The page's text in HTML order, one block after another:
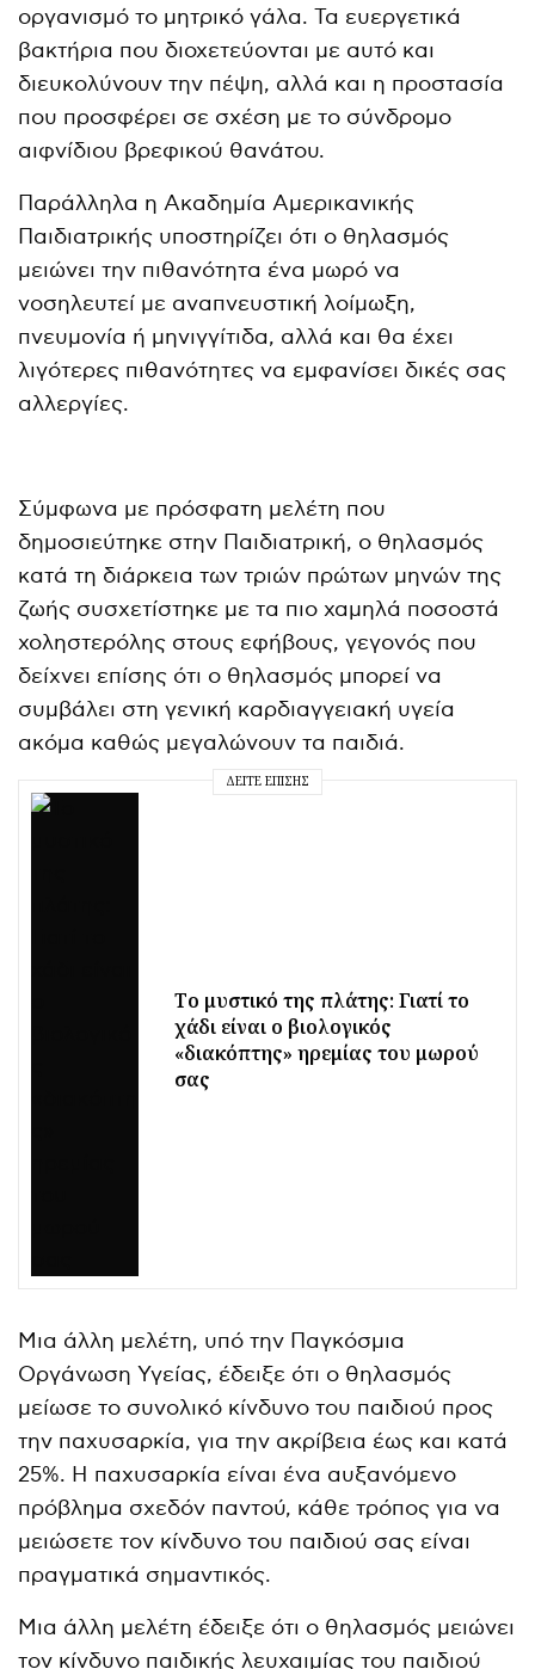
οργανισμό το μητρικό γάλα. Τα ευεργετικά
βακτήρια που διοχετεύονται με αυτό και
διευκολύνουν την πέψη, αλλά και η προστασία
που προσφέρει σε σχέση με το σύνδρομο
αιφνίδιου βρεφικού θανάτου.
Παράλληλα η Ακαδημία Αμερικανικής
Παιδιατρικής υποστηρίζει ότι ο θηλασμός
μειώνει την πιθανότητα ένα μωρό να
νοσηλευτεί με αναπνευστική λοίμωξη,
πνευμονία ή μηνιγγίτιδα, αλλά και θα έχει
λιγότερες πιθανότητες να εμφανίσει δικές σας
αλλεργίες.
Σύμφωνα με πρόσφατη μελέτη που
δημοσιεύτηκε στην Παιδιατρική, ο θηλασμός
κατά τη διάρκεια των τριών πρώτων μηνών της
ζωής συσχετίστηκε με τα πιο χαμηλά ποσοστά
χοληστερόλης στους εφήβους, γεγονός που
δείχνει επίσης ότι ο θηλασμός μπορεί να
συμβάλει στη γενική καρδιαγγειακή υγεία
ακόμα καθώς μεγαλώνουν τα παιδιά.
ΔΕΊΤΕ ΕΠΊΣΗΣ
Το μυστικό της πλάτης: Γιατί το
χάδι είναι ο βιολογικός
«διακόπτης» ηρεμίας του μωρού
σας
Μια άλλη μελέτη, υπό την Παγκόσμια
Οργάνωση Υγείας, έδειξε ότι ο θηλασμός
μείωσε το συνολικό κίνδυνο του παιδιού προς
την παχυσαρκία, για την ακρίβεια έως και κατά
25%. Η παχυσαρκία είναι ένα αυξανόμενο
πρόβλημα σχεδόν παντού, κάθε τρόπος για να
μειώσετε τον κίνδυνο του παιδιού σας είναι
πραγματικά σημαντικός.
Μια άλλη μελέτη έδειξε ότι ο θηλασμός μειώνει
τον κίνδυνο παιδικής λευχαιμίας του παιδιού